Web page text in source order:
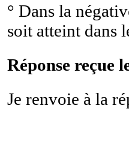
° Dans la
soit atteint dans
Réponse reçue
Je renvoie à la